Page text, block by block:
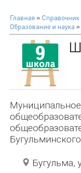
Главная »
Образование и наука »
Бугульма,